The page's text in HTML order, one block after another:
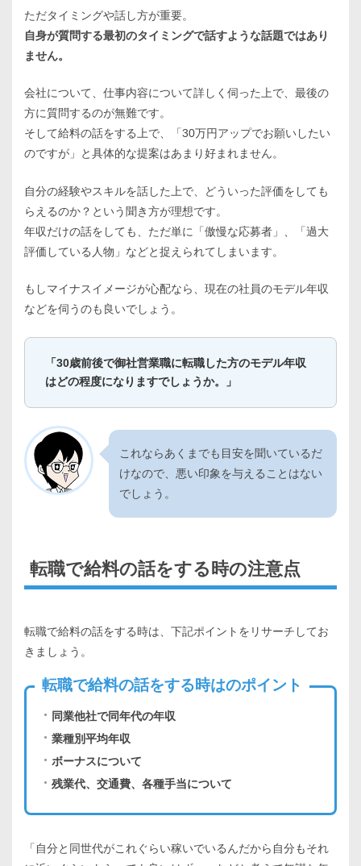
ただタイミングや話し方が重要。
自身が質問する最初のタイミングで話すような話題ではあり
ません。
会社について、仕事内容について詳しく伺った上で、最後の
方に質問するのが無難です。
そして給料の話をする上で、「30万円アップでお願いしたい
のですが」と具体的な提案はあまり好まれません。
自分の経験やスキルを話した上で、どういった評価をしても
らえるのか？という聞き方が理想です。
年収だけの話をしても、ただ単に「傲慢な応募者」、「過大
評価している人物」などと捉えられてしまいます。
もしマイナスイメージが心配なら、現在の社員のモデル年収
などを伺うのも良いでしょう。
「30歳前後で御社営業職に転職した方のモデル年収
はどの程度になりますでしょうか。」
これならあくまでも目安を聞いているだ
けなので、悪い印象を与えることはない
でしょう。
転職で給料の話をする時の注意点
転職で給料の話をする時は、下記ポイントをリサーチしてお
きましょう。
転職で給料の話をする時はのポイント
同業他社で同年代の年収
業種別平均年収
ボーナスについて
残業代、交通費、各種手当について
「自分と同世代がこれぐらい稼いでいるんだから自分もそれ